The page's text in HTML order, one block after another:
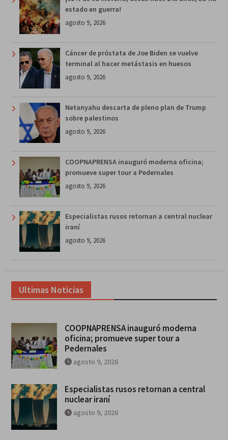
estado en guerra!
agosto 9, 2026
Cáncer de próstata de Joe Biden se vuelve
terminal al hacer metástasis en huesos
agosto 9, 2026
Netanyahu descarta de pleno plan de Trump
sobre palestinos
agosto 9, 2026
COOPNAPRENSA inauguró moderna oficina;
promueve super tour a Pedernales
agosto 9, 2026
Especialistas rusos retornan a central nuclear
iraní
agosto 9, 2026
Ultimas Noticias
COOPNAPRENSA inauguró moderna
oficina; promueve super tour a
Pedernales
agosto 9, 2026
Especialistas rusos retornan a central
nuclear iraní
agosto 9, 2026